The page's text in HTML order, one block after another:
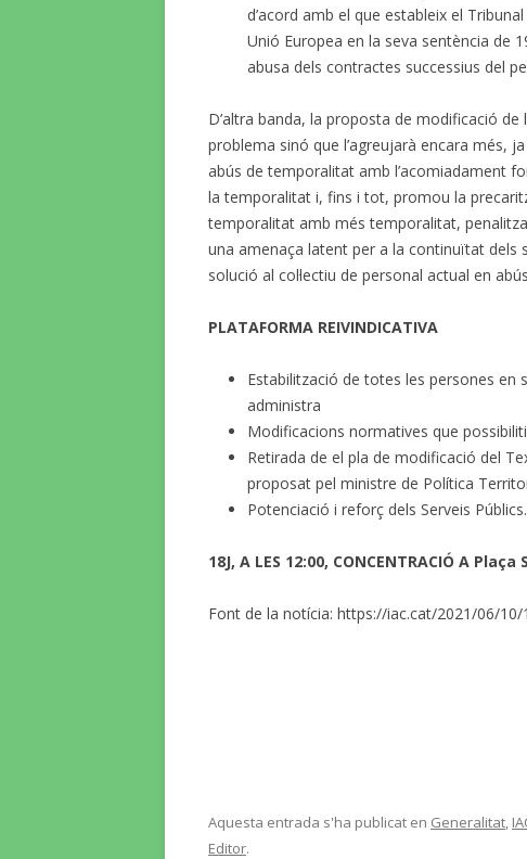
d’acord amb el que estableix el
Unió Europea en la seva sentència de
abusa dels contractes successius del
D’altra banda, la proposta de modificació
problema sinó que l’agreujarà encara més,
abús de temporalitat amb l’acomiadament
la temporalitat i, fins i tot, promou la
temporalitat amb més temporalitat,
una amenaça latent per a la continuïtat dels
solució al col·lectiu de personal actual en
PLATAFORMA REIVINDICATIVA
Estabilització de totes les persones en
administra
Modificacions normatives que
Retirada de el pla de modificació del
proposat pel ministre de Política
Potenciació i reforç dels Serveis Públics.
18J, A LES 12:00, CONCENTRACIÓ A
Font de la notícia: https://iac.cat/2021/06/
Aquesta entrada s'ha publicat en Generalitat,
Editor.